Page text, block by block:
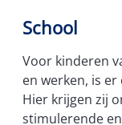
School
Voor kinderen
en werken, is
Hier krijgen zij
stimulerende